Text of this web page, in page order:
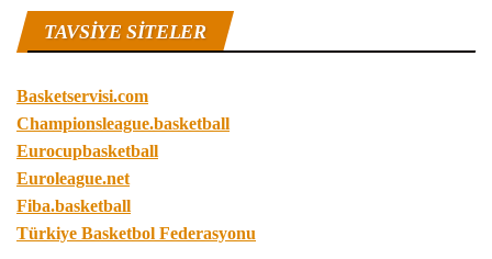
TAVSIYE SITELER
Basketservisi.com
Championsleague.basketball
Eurocupbasketball
Euroleague.net
Fiba.basketball
Türkiye Basketbol Federasyonu